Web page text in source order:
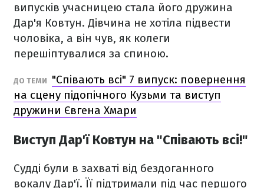
випусків учасницею стала його дружина
Дар'я Ковтун. Дівчина не хотіла підвести
чоловіка, а він чув, як колеги
перешіптувалися за спиною.
ДО ТЕМИ
"Співають всі" 7 випуск: повернення
на сцену підопічного Кузьми та виступ
дружини Євгена Хмари
Виступ Дар'ї Ковтун на "Співають всі!"
Судді були в захваті від бездоганного
вокалу Дар'ї. Її підтримали під час першого